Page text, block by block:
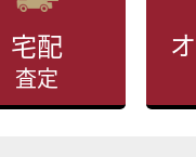
宅配
査定